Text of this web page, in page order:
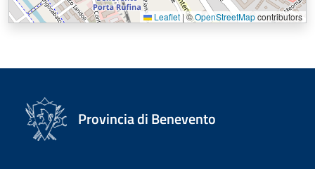
Leaflet |©OpenStreetMapcontributors
Provincia di Benevento